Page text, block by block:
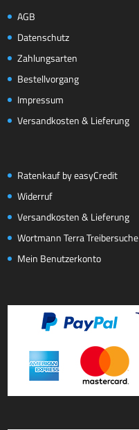
AGB
Datenschutz
Zahlungsarten
Bestellvorgang
Impressum
Versandkosten & Lieferung
Ratenkauf by easyCredit
Widerruf
Versandkosten & Lieferung
Wortmann Terra Treibersuche
Mein Benutzerkonto